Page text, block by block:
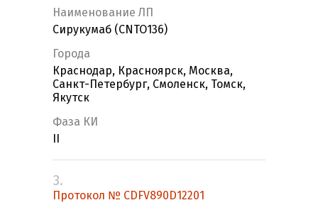
Наименование ЛП
Сирукумаб (CNTO136)
Города
Краснодар, Красноярск, Москва,
Санкт-Петербург, Смоленск, Томск,
Якутск
Фаза КИ
3.
Протокол № CDFV890D12201